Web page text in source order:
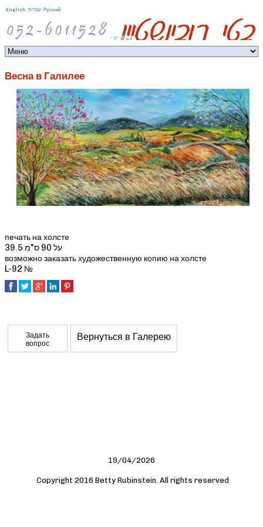
English עברית Русский
Весна в Галилее
печать на холсте
39.5 על 90 ס"מ
возможно заказать художественную копию на холсте
L-92 №
Задать
вопрос
Вернуться в Галерею
19/04/2026
Copyright 2016 Betty Rubinstein. All rights reserved